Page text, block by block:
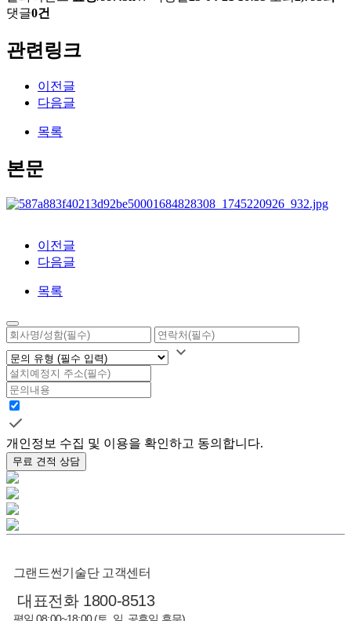
댓글0건
관련링크
이전글
다음글
목록
본문
이전글
다음글
목록
개인정보 수집 및 이용을 확인하고 동의합니다.
무료 견적 상담
그랜드썬기술단 고객센터
대표전화 1800-8513